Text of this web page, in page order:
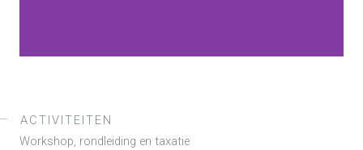
ACTIVITEITEN
Workshop, rondleiding en taxatie